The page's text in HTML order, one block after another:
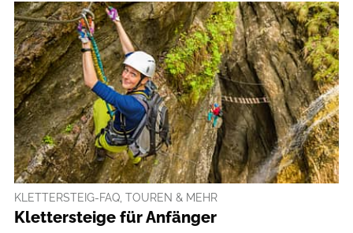
KLETTERSTEIG-FAQ, TOUREN & MEHR
Klettersteige für Anfänger